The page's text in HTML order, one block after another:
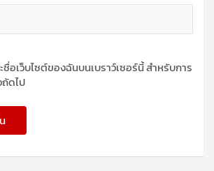
อเว็บไซต์ของฉันบนเบราว์เซอร์นี้ สำหรับการ
ดไป